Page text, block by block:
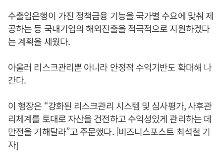
수출입은행이 가진 정책금융 기능을 국가별 수요에 맞춰 제
공하는 등 국내기업의 해외진출을 적극적으로 지원하겠다
는 계획을 세웠다.
아울러 리스크관리뿐 아니라 안정적 수익기반도 확대해 나
간다.
이 행장은 “강화된 리스크관리 시스템 및 심사평가, 사후관
리체계를 토대로 자산을 건전하고 수익성있게 관리하는 데
만전을 기해달라”고 주문했다. [비즈니스포스트 최석철 기
자]